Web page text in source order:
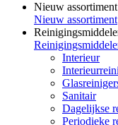
Nieuw assortiment
Nieuw assortiment
Interieur
Sanitair
Dagelijkse
Periodieke